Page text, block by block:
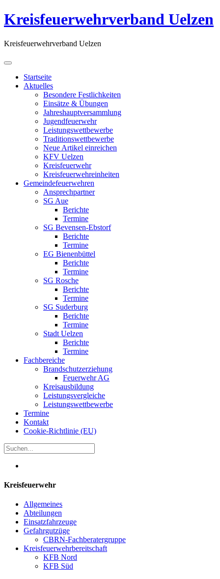
Kreisfeuerwehrverband Uelzen
Kreisfeuerwehrverband Uelzen
Startseite
Aktuelles
Besondere Festlichkeiten
Einsätze & Übungen
Jahreshauptversammlung
Jugendfeuerwehr
Leistungswettbewerbe
Traditionswettbewerbe
Neue Artikel einreichen
KFV Uelzen
Kreisfeuerwehr
Kreisfeuerwehreinheiten
Gemeindefeuerwehren
Ansprechpartner
SG Aue
Berichte
Termine
SG Bevensen-Ebstorf
Berichte
Termine
EG Bienenbüttel
Berichte
Termine
SG Rosche
Berichte
Termine
SG Suderburg
Berichte
Termine
Stadt Uelzen
Berichte
Termine
Fachbereiche
Brandschutzerziehung
Feuerwehr AG
Kreisausbildung
Leistungsvergleiche
Leistungswettbewerbe
Termine
Kontakt
Cookie-Richtlinie (EU)
Kreisfeuerwehr
Allgemeines
Abteilungen
Einsatzfahrzeuge
Gefahrgutzüge
CBRN-Fachberatergruppe
Kreisfeuerwehrbereitschaft
KFB Nord
KFB Süd